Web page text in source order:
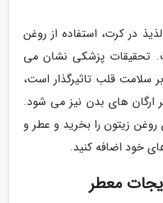
در کرت، استفاده از روغن
تحقیقات پزشکی نشان می
سلامت قلب تاثیرگذار است،
ارگان های بدن نیز می شود.
روغن زیتون را بخرید و عطر و
خود اضافه کنید.
معطر